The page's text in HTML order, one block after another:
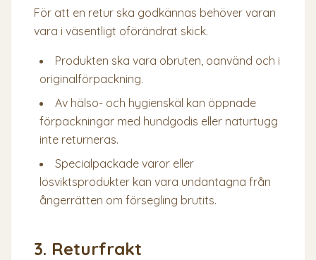
För att en retur ska godkännas behöver varan
vara i väsentligt oförändrat skick.
Produkten ska vara obruten, oanvänd och i
originalförpackning.
Av hälso- och hygienskäl kan öppnade
förpackningar med hundgodis eller naturtugg
inte returneras.
Specialpackade varor eller
lösviktsprodukter kan vara undantagna från
ångerrätten om försegling brutits.
3. Returfrakt